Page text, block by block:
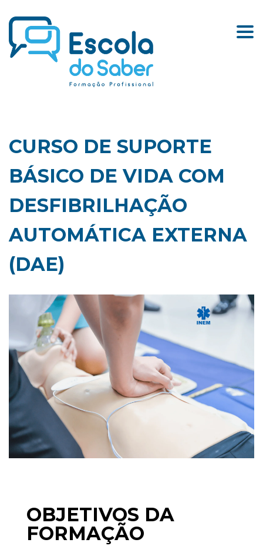
CURSO DE SUPORTE
BÁSICO DE VIDA COM
DESFIBRILHAÇÃO
AUTOMÁTICA EXTERNA
(DAE)
OBJETIVOS DA
FORMAÇÃO